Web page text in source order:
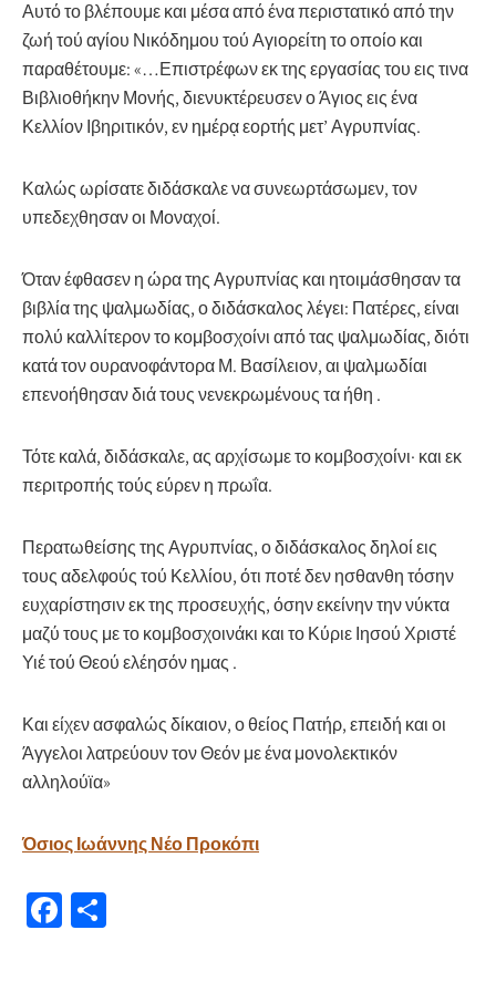
Αυτό το βλέπουμε και μέσα από ένα περιστατικό από την
ζωή τού αγίου Νικόδημου τού Αγιορείτη το οποίο και
παραθέτουμε: «…Επιστρέφων εκ της εργασίας του εις τινα
Βιβλιοθήκην Μονής, διενυκτέρευσεν ο Άγιος εις ένα
Κελλίον Ιβηριτικόν, εν ημέρᾳ εορτής μετ’ Αγρυπνίας.
Καλώς ωρίσατε διδάσκαλε να συνεωρτάσωμεν, τον
υπεδεχθησαν οι Μοναχοί.
Όταν έφθασεν η ώρα της Αγρυπνίας και ητοιμάσθησαν τα
βιβλία της ψαλμωδίας, ο διδάσκαλος λέγει: Πατέρες, είναι
πολύ καλλίτερον το κομβοσχοίνι από τας ψαλμωδίας, διότι
κατά τον ουρανοφάντορα Μ. Βασίλειον, αι ψαλμωδίαι
επενοήθησαν διά τους νενεκρωμένους τα ήθη .
Τότε καλά, διδάσκαλε, ας αρχίσωμε το κομβοσχοίνι· και εκ
περιτροπής τούς εύρεν η πρωΐα.
Περατωθείσης της Αγρυπνίας, ο διδάσκαλος δηλοί εις
τους αδελφούς τού Κελλίου, ότι ποτέ δεν ησθανθη τόσην
ευχαρίστησιν εκ της προσευχής, όσην εκείνην την νύκτα
μαζύ τους με το κομβοσχοινάκι και το Κύριε Ιησού Χριστέ
Υιέ τού Θεού ελέησόν ημας .
Και είχεν ασφαλώς δίκαιον, ο θείος Πατήρ, επειδή και οι
Άγγελοι λατρεύουν τον Θεόν με ένα μονολεκτικόν
αλληλούϊα»
Όσιος Ιωάννης Νέο Προκόπι
Fa